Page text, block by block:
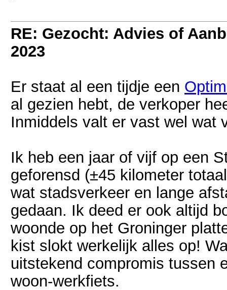
RE: Gezocht: Advies of
2023
Er staat al een tijdje een
al gezien hebt, de verkoper
Inmiddels valt er vast wel wat
Ik heb een jaar of vijf op een
geforensd (±45 kilometer
wat stadsverkeer en lange
gedaan. Ik deed er ook altijd
woonde op het Groninger
kist slokt werkelijk alles op!
uitstekend compromis tussen
woon-werkfiets.